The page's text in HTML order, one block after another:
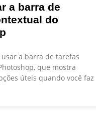
a barra de
do
a barra de tarefas
que mostra
úteis quando você faz